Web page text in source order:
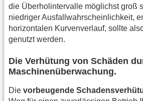
die Überholintervalle möglichst groß
niedriger Ausfallwahrscheinlichkeit,
horizontalen Kurvenverlauf, sollte
genutzt werden.
Die Verhütung von Schäden
Maschinenüberwachung.
Die vorbeugende